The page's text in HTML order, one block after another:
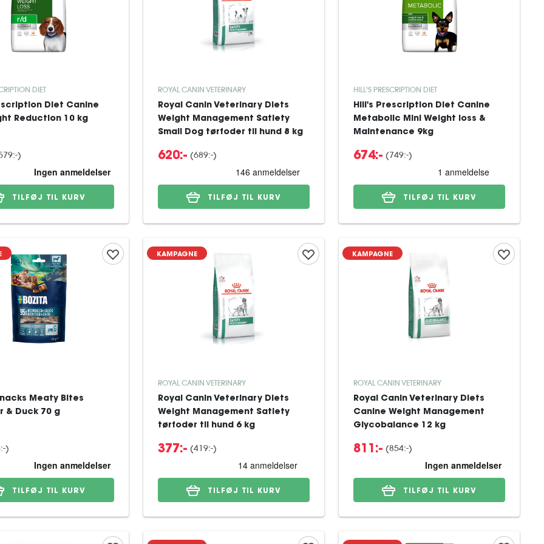
DIET
Diet Canine
Reduction 10 kg
)
TILFØJ TIL KURV
ROYAL CANIN VETERINARY
Royal Canin Veterinary Diets
Weight Management Satiety
Small Dog tørfoder til hund 8 kg
620:- (689:-)
TILFØJ TIL KURV
HILL'S PRESCRIPTION DIET
Hill's Prescription Diet Canine
Metabolic Mini Weight loss &
Maintenance 9kg
674:- (749:-)
TILFØJ TIL KURV
Meaty Bites
& Duck 70 g
)
TILFØJ TIL KURV
KAMPAGNE
ROYAL CANIN VETERINARY
Royal Canin Veterinary Diets
Weight Management Satiety
tørfoder til hund 6 kg
377:- (419:-)
TILFØJ TIL KURV
KAMPAGNE
ROYAL CANIN VETERINARY
Royal Canin Veterinary Diets
Canine Weight Management
Glycobalance 12 kg
811:- (854:-)
TILFØJ TIL KURV